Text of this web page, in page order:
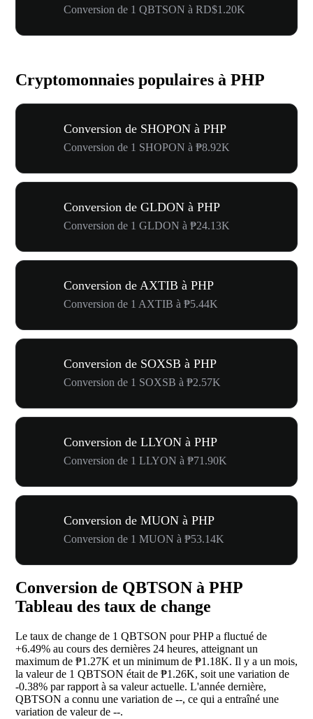
Conversion de 1 QBTSON à RD$1.20K
Cryptomonnaies populaires à PHP
Conversion de SHOPON à PHP
Conversion de 1 SHOPON à ₱8.92K
Conversion de GLDON à PHP
Conversion de 1 GLDON à ₱24.13K
Conversion de AXTIB à PHP
Conversion de 1 AXTIB à ₱5.44K
Conversion de SOXSB à PHP
Conversion de 1 SOXSB à ₱2.57K
Conversion de LLYON à PHP
Conversion de 1 LLYON à ₱71.90K
Conversion de MUON à PHP
Conversion de 1 MUON à ₱53.14K
Conversion de QBTSON à PHP
Tableau des taux de change
Le taux de change de 1 QBTSON pour PHP a fluctué de
+6.49% au cours des dernières 24 heures, atteignant un
maximum de ₱1.27K et un minimum de ₱1.18K. Il y a un mois,
la valeur de 1 QBTSON était de ₱1.26K, soit une variation de
-0.38% par rapport à sa valeur actuelle. L'année dernière,
QBTSON a connu une variation de --, ce qui a entraîné une
variation de valeur de --.